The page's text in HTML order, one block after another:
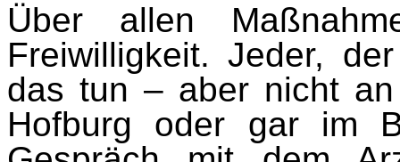
Über allen
Freiwilligkeit. Jeder,
das tun – aber nicht
Hofburg oder gar im